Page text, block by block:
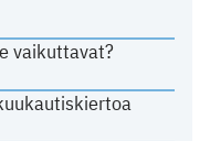
vaikuttavat?